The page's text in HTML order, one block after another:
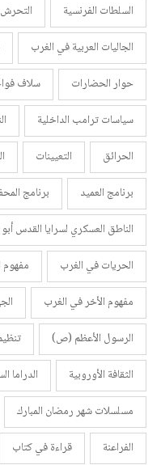
السلطات الفرنسية
التحرش
الجاليات العربية في الغرب
حوار الحضارات
سلاف
سياسات ترامب الداخلية
الحرائق
التعيينات
برنامج العميد
برنامج
الناطق العسكري لسرايا القدس
الحريات في الغرب
مفهوم
مفهوم الأخر في الغرب
الرسول الأعظم (ص)
الثقافة الأوروبية
الدراما
مسلسلات شهر رمضان المبارك
الفراعنة
قراءة في كتاب